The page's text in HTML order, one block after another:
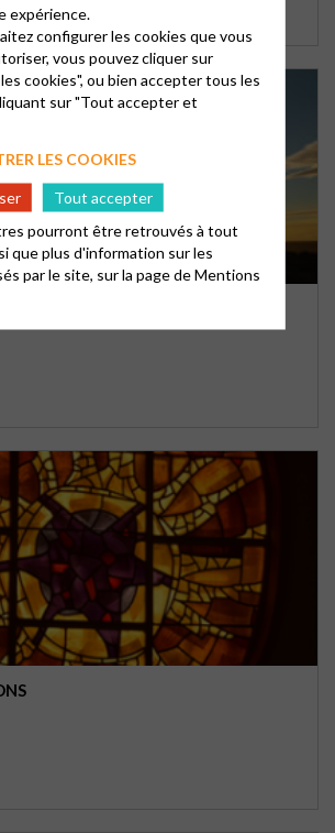
DE LA VIE
expérience.
configurer les cookies que vous
vous pouvez cliquer sur
cookies", ou bien accepter tous les
sur "Tout accepter et
LES COOKIES
Tout accepter
pourront être retrouvés à tout
que plus d'information sur les
par le site, sur la page deMentions